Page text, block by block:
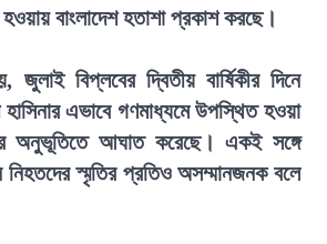
বাংলাদেশ হতাশা প্রকাশ করছে।
বিপ্লবের দ্বিতীয় বার্ষিকীর দিনে
এভাবে গণমাধ্যমে উপস্থিত হওয়া
অনুভূতিতে আঘাত করেছে। একই সঙ্গে
স্মৃতির প্রতিও অসম্মানজনক বলে